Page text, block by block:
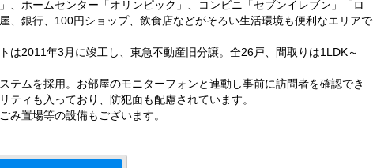
、ホームセンター「オリンピック」、コンビニ「セブンイレブン」「ロ
、銀行、100円ショップ、飲食店などがそろい生活環境も便利なエリアで
は2011年3月に竣工し、東急不動産旧分譲。全26戸、間取りは1LDK～
テムを採用。お部屋のモニターフォンと連動し事前に訪問者を確認でき
ティも入っており、防犯面も配慮されています。
み置場等の設備もございます。